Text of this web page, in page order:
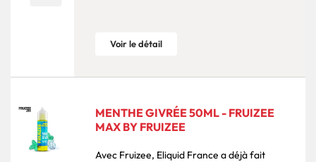
Voir le détail
MENTHE GIVRÉE 50ML - FRUIZEE
MAX BY FRUIZEE
Avec Fruizee, Eliquid France a déjà fait